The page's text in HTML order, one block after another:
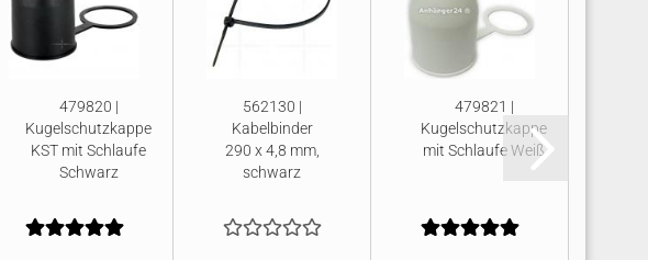
479820 |
Kugelschutzkappe
KST mit Schlaufe
Schwarz
562130 |
Kabelbinder
290 x 4,8 mm,
schwarz
479821 |
Kugelschutzkappe
mit Schlaufe Weiß